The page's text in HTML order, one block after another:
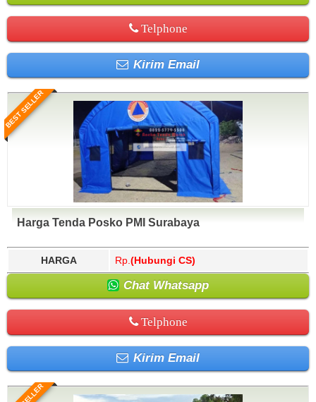
Telphone
Kirim Email
BEST SELLER
Harga Tenda Posko PMI Surabaya
HARGA Rp. (Hubungi CS)
Chat Whatsapp
Telphone
Kirim Email